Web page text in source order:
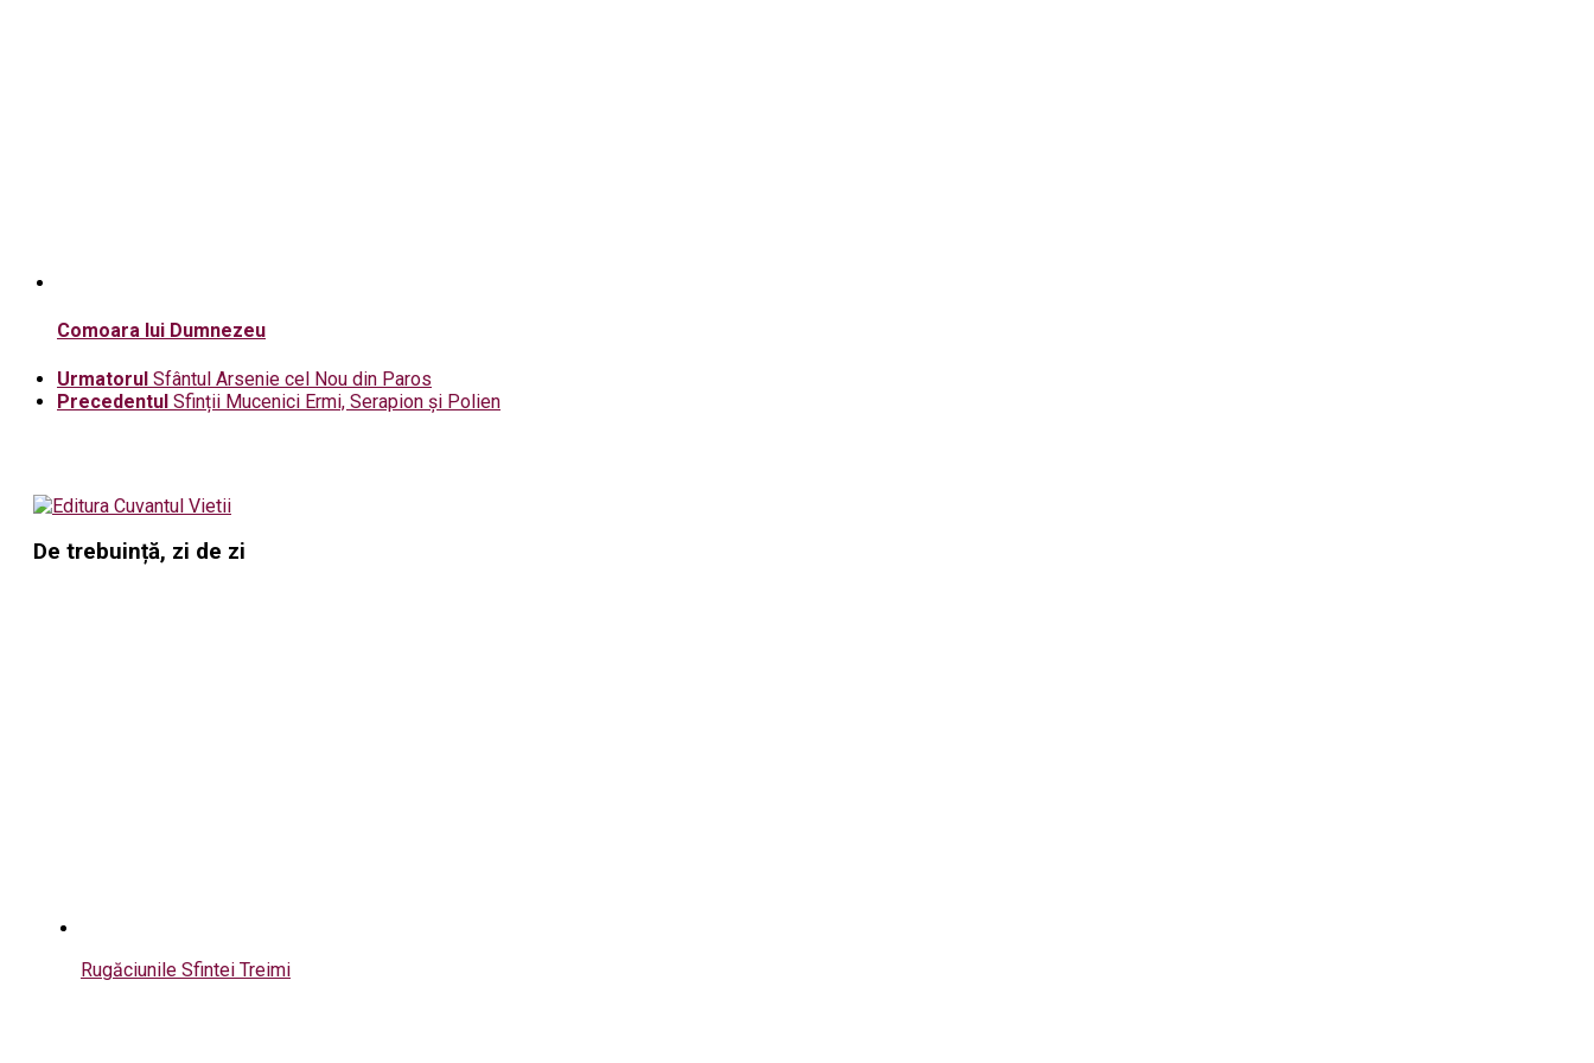
Comoara lui Dumnezeu
Urmatorul Sfântul Arsenie cel Nou din Paros
Precedentul Sfinții Mucenici Ermi, Serapion și Polien
De trebuință, zi de zi
Rugăciunile Sfintei Treimi